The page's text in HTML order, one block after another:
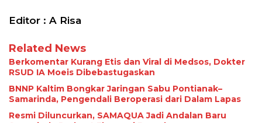
Editor : A Risa
Related News
Berkomentar Kurang Etis dan Viral di Medsos, Dokter
RSUD IA Moeis Dibebastugaskan
BNNP Kaltim Bongkar Jaringan Sabu Pontianak–
Samarinda, Pengendali Beroperasi dari Dalam Lapas
Resmi Diluncurkan, SAMAQUA Jadi Andalan Baru